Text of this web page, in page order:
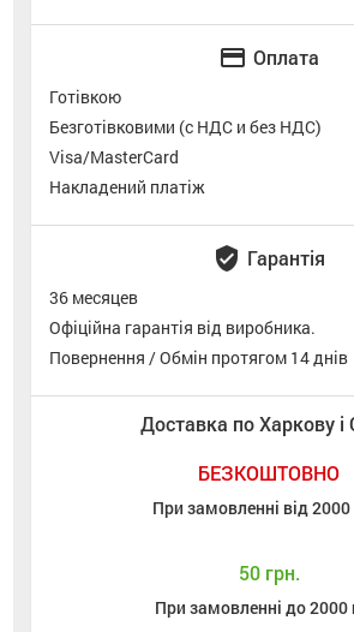
credit_card Оплата
Готівкою
Безготівковими (с НДС и без НДС)
Visa/MasterCard
Накладений платіж
verified_user Гарантія
36 месяцев
Офіційна гарантія від виробника.
Повернення / Обмін протягом 14 днів
Доставка по Харкову і
БЕЗКОШТОВНО
При замовленні від 2000
50 грн.
При замовленні до 2000